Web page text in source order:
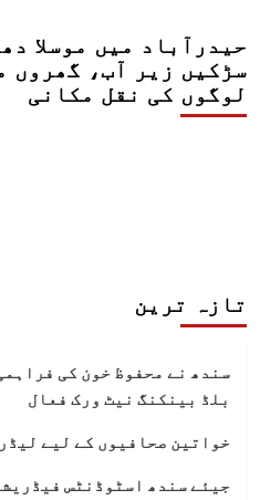
حیدرآباد میں موسلا
سڑکیں زیر آب، گھروں
لوگوں کی نقل مکانی
تازہ ترین
سندھ نے محفوظ خون کی
بلڈ بینکنگ نیٹ ورک فعال
خواتین صحافیوں کے لیے
جیئے سندھ اسٹوڈنٹس